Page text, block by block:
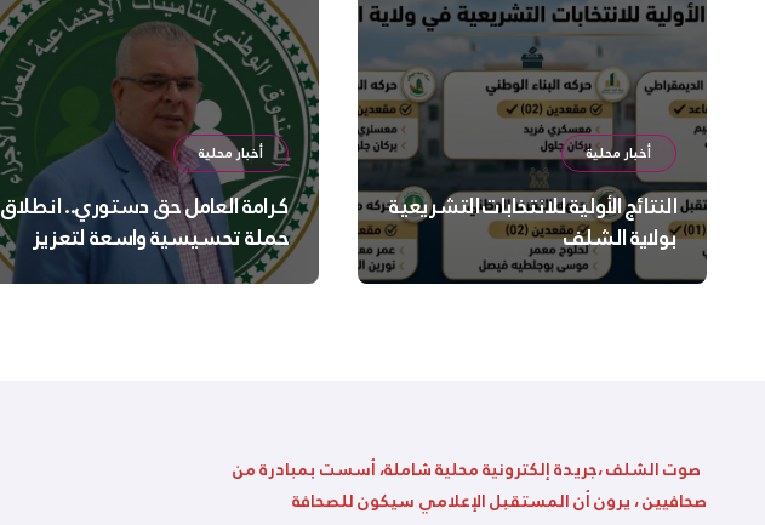
أخبار محلية
النتائج الأولية للانتخابات التشريعية
بولاية الشلف
أخبار محلية
كرامة العامل حق دستوري.. انطلاق
حملة تحسيسية واسعة لتعزيز
السلامة الجسدية والنفسية
صوت الشلف ،جريدة إلكترونية محلية شاملة، أسست بمبادرة من
صحافيين ، يرون أن المستقبل الإعلامي سيكون للصحافة